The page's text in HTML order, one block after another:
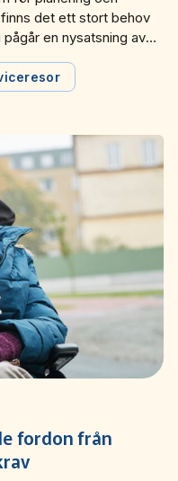
det ett stort behov
en nysatsning av
och kassör.
fordon från